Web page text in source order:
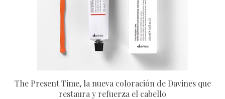
The Present Time, la nueva coloración de Davines que
restaura y refuerza el cabello